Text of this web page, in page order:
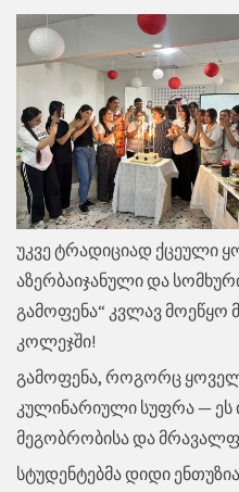
უკვე ტრადიციად ქცეული
აზერბაიჯანული და
გამოფენა“ კვლავ მოეწყო
კოლეჯში!
გამოფენა, როგორც
კულინარიული სუფრა — ეს
მეგობრობისა და
სტუდენტებმა დიდი